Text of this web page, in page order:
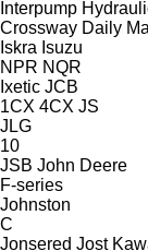
Interpump
Crossway Daily
Iskra Isuzu
NPR NQR
Ixetic JCB
1CX 4CX JS
JLG
10
JSB John Deere
F-series
Johnston
C
Jonsered Jost